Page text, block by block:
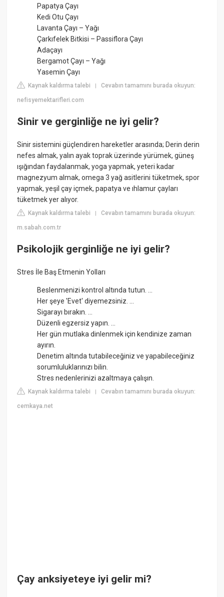
Papatya Çayı
Kedi Otu Çayı
Lavanta Çayı – Yağı
Çarkıfelek Bitkisi – Passiflora Çayı
Adaçayı
Bergamot Çayı – Yağı
Yasemin Çayı
Kaynak kaldırma talebi |Cevabın tamamını burada okuyun:
nefisyemektarifleri.com
Sinir ve gerginliğe ne iyi gelir?
Sinir sistemini güçlendiren hareketler arasında; Derin derin
nefes almak, yalın ayak toprak üzerinde yürümek, güneş
ışığından faydalanmak, yoga yapmak, yeteri kadar
magnezyum almak, omega 3 yağ asitlerini tüketmek, spor
yapmak, yeşil çay içmek, papatya ve ıhlamur çayları
tüketmek yer alıyor.
Kaynak kaldırma talebi |Cevabın tamamını burada okuyun:
m.sabah.com.tr
Psikolojik gerginliğe ne iyi gelir?
Stres İle Baş Etmenin Yolları
Beslenmenizi kontrol altında tutun. ...
Her şeye 'Evet' diyemezsiniz. ...
Sigarayı bırakın. ...
Düzenli egzersiz yapın. ...
Her gün mutlaka dinlenmek için kendinize zaman
ayırın.
Denetim altında tutabileceğiniz ve yapabileceğiniz
sorumluluklarınızı bilin.
Stres nedenlerinizi azaltmaya çalışın.
Kaynak kaldırma talebi |Cevabın tamamını burada okuyun:
cemkaya.net
Çay anksiyeteye iyi gelir mi?